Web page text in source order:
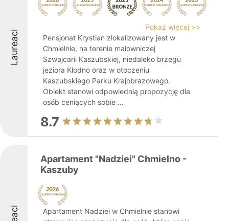
Laureaci
Pokaż więcej >>
Pensjonat Krystian zlokalizowany jest w
Chmielnie, na terenie malowniczej
Szwajcarii Kaszubskiej, niedaleko brzegu
jeziora Kłodno oraz w otoczeniu
Kaszubskiego Parku Krajobrazowego.
Obiekt stanowi odpowiednią propozycję dla
osób ceniących sobie ...
8.7
Apartament "Nadziei" Chmielno -
Kaszuby
Apartament Nadziei w Chmielnie stanowi